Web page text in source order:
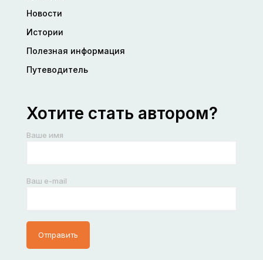
Новости
Истории
Полезная информация
Путеводитель
Хотите стать автором?
Ваше имя
Ваш e-mail